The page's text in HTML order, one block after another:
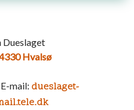
Dueslaget
Hvalsø
mail: dueslaget-